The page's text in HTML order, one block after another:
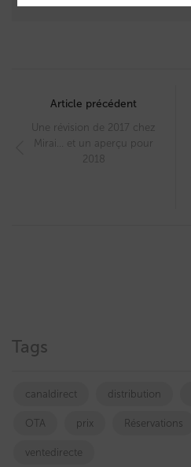
navigation
Article précédent
Une révision de 2017 chez
Mirai… et un aperçu pour
2018
Tags
canaldirect distribution
OTA prix Réservations
ventedirecte